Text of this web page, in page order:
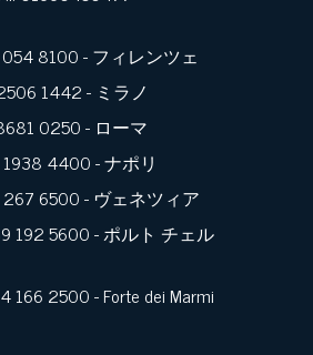
8100- フィレンツェ
1442- ミラノ
0250- ローマ
4400- ナポリ
6500- ヴェネツィア
192 5600- ポルト チェル
166 2500- Forte dei Marmi